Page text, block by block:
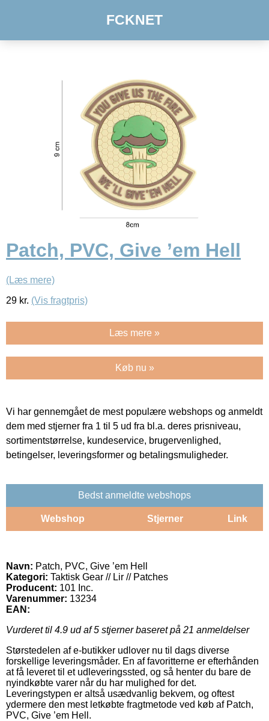
FCKNET
Patch, PVC, Give ’em Hell
(Læs mere)
29 kr. (Vis fragtpris)
Læs mere »
Køb nu »
Vi har gennemgået de mest populære webshops og anmeldt
dem med stjerner fra 1 til 5 ud fra bl.a. deres prisniveau,
sortimentstørrelse, kundeservice, brugervenlighed,
betingelser, leveringsformer og betalingsmuligheder.
Bedst anmeldte webshops
Webshop Stjerner Link
Navn: Patch, PVC, Give ’em Hell
Kategori: Taktisk Gear // Lir // Patches
Producent: 101 Inc.
Varenummer: 13234
EAN:
Vurderet til 4.9 ud af 5 stjerner baseret på 21 anmeldelser
Størstedelen af e-butikker udlover nu til dags diverse
forskellige leveringsmåder. En af favoritterne er efterhånden
at få leveret til et udleveringssted, og så henter du bare de
nyindkøbte varer når du har mulighed for det.
Leveringstypen er altså usædvanlig bekvem, og oftest
ydermere den mest letkøbte fragtmetode ved køb af Patch,
PVC, Give ’em Hell.